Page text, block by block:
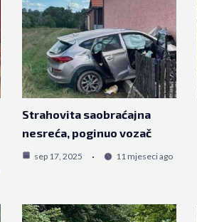
Strahovita saobraćajna
nesreća, poginuo vozač
sep 17, 2025 11 mjeseci ago